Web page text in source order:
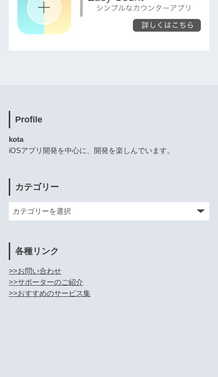
Profile
kota
iOSアプリ開発を中心に、開発を楽しんでいます。
カテゴリー
各種リンク
>>お問い合わせ
>>サポーターのご紹介
>>おすすめのサービス集